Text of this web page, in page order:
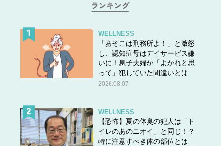
WELLNESS
「あそこは刑務所よ！」と激怒
し、認知症母はデイサービス嫌
いに！息子夫婦が「よかれと思
って」犯していた間違いとは
2026.08.07
WELLNESS
【恐怖】夏の体臭の犯人は「ト
イレのあのニオイ」と同じ！？
特に注意すべき体の部位とは